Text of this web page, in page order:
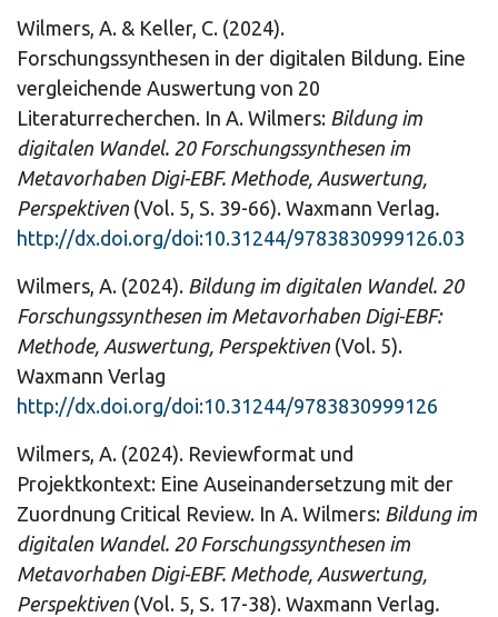
Wilmers, A. & Keller, C. (2024).
Forschungssynthesen in der digitalen Bildung. Eine
vergleichende Auswertung von 20
Literaturrecherchen. In A. Wilmers: Bildung im
digitalen Wandel. 20 Forschungssynthesen im
Metavorhaben Digi-EBF. Methode, Auswertung,
Perspektiven (Vol. 5, S. 39-66). Waxmann Verlag.
http://dx.doi.org/doi:10.31244/9783830999126.03
Wilmers, A. (2024). Bildung im digitalen Wandel. 20
Forschungssynthesen im Metavorhaben Digi-EBF:
Methode, Auswertung, Perspektiven (Vol. 5).
Waxmann Verlag
http://dx.doi.org/doi:10.31244/9783830999126
Wilmers, A. (2024). Reviewformat und
Projektkontext: Eine Auseinandersetzung mit der
Zuordnung Critical Review. In A. Wilmers: Bildung im
digitalen Wandel. 20 Forschungssynthesen im
Metavorhaben Digi-EBF. Methode, Auswertung,
Perspektiven (Vol. 5, S. 17-38). Waxmann Verlag.